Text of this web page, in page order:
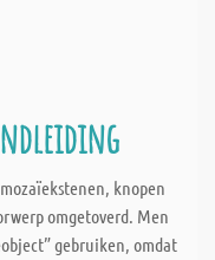
knopen
omgetoverd. Men
gebruiken, omdat